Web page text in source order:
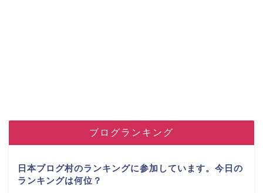
ブログランキング
日本ブログ村のランキングに参加しています。今日の
ランキングは何位？